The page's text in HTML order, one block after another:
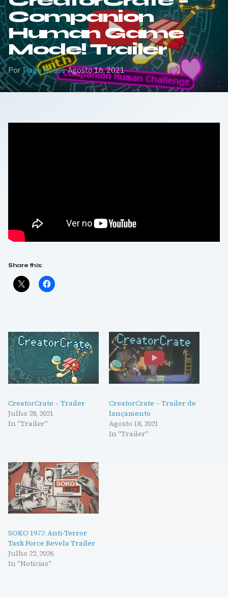
Companion
Human Game
Mode! Trailer
Por Tiago Roque·Agosto 16, 2021
Share this:
CreatorCrate – Trailer
Julho 28, 2021
In "Trailer"
CreatorCrate – Trailer de
lançamento
Agosto 18, 2021
In "Trailer"
SOKO 1977: Anti-Terror
Task Force Revela Trailer
Julho 22, 2026
In "Notícias"